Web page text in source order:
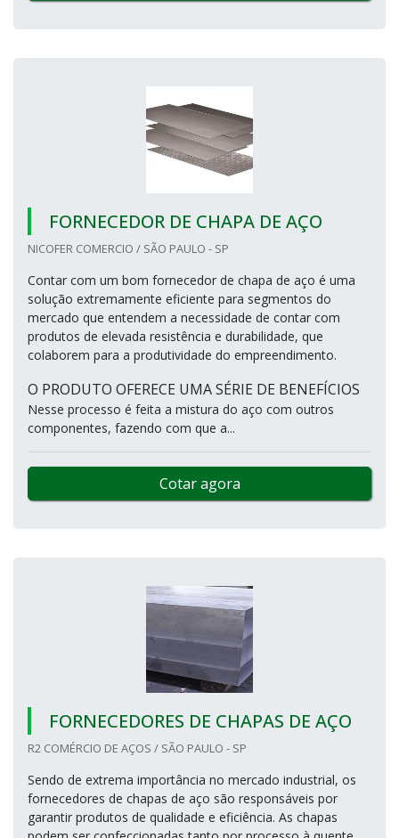
FORNECEDOR DE CHAPA DE AÇO
NICOFER COMERCIO / SÃO PAULO - SP
Contar com um bom fornecedor de chapa de aço é uma
solução extremamente eficiente para segmentos do
mercado que entendem a necessidade de contar com
produtos de elevada resistência e durabilidade, que
colaborem para a produtividade do empreendimento.
O PRODUTO OFERECE UMA SÉRIE DE BENEFÍCIOS
Nesse processo é feita a mistura do aço com outros
componentes, fazendo com que a...
Cotar agora
FORNECEDORES DE CHAPAS DE AÇO
R2 COMÉRCIO DE AÇOS / SÃO PAULO - SP
Sendo de extrema importância no mercado industrial, os
fornecedores de chapas de aço são responsáveis por
garantir produtos de qualidade e eficiência. As chapas